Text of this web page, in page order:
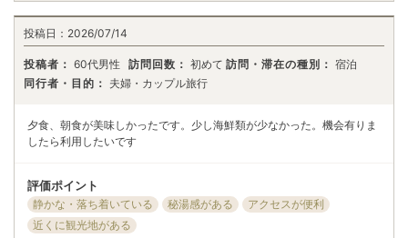
投稿日： 2026/07/14
投稿者： 60代男性 訪問回数： 初めて 訪問・滞在の種別： 宿泊
同行者・目的： 夫婦・カップル旅行
夕食、朝食が美味しかったです。少し海鮮類が少なかった。機会有りま
したら利用したいです
評価ポイント
静かな・落ち着いている 秘湯感がある
アクセスが便利
近くに観光地がある